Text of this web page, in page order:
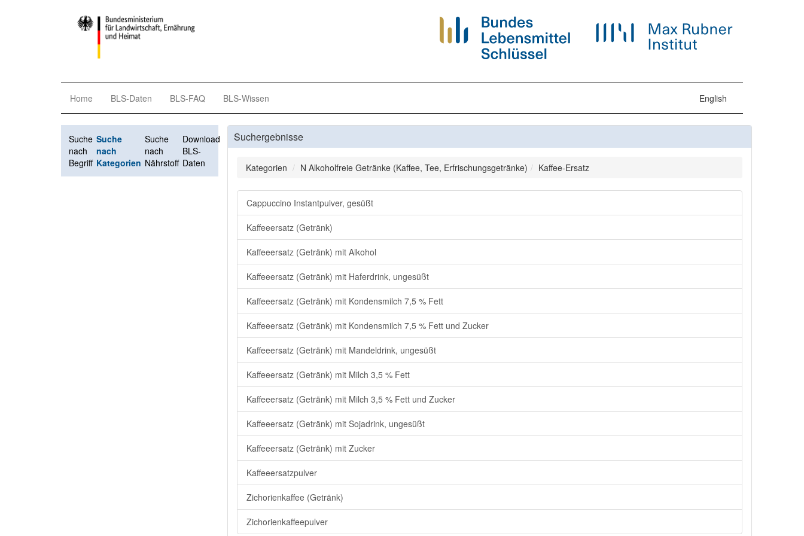
Home BLS-Daten BLS-FAQ BLS-Wissen English
Suche
nach
Begriff
Suche
nach
Kategorien
Suche
nach
Nährstoff
Download
BLS-
Daten
Suchergebnisse
Kategorien N Alkoholfreie Getränke (Kaffee, Tee, Erfrischungsgetränke) Kaffee-Ersatz
Cappuccino Instantpulver, gesüßt
Kaffeeersatz (Getränk)
Kaffeeersatz (Getränk) mit Alkohol
Kaffeeersatz (Getränk) mit Haferdrink, ungesüßt
Kaffeeersatz (Getränk) mit Kondensmilch 7,5 % Fett
Kaffeeersatz (Getränk) mit Kondensmilch 7,5 % Fett und Zucker
Kaffeeersatz (Getränk) mit Mandeldrink, ungesüßt
Kaffeeersatz (Getränk) mit Milch 3,5 % Fett
Kaffeeersatz (Getränk) mit Milch 3,5 % Fett und Zucker
Kaffeeersatz (Getränk) mit Sojadrink, ungesüßt
Kaffeeersatz (Getränk) mit Zucker
Kaffeeersatzpulver
Zichorienkaffee (Getränk)
Zichorienkaffeepulver